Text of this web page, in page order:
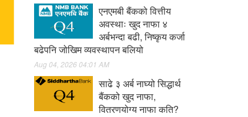
एनएमबी बैंकको वित्तीय
अवस्थाः खुद नाफा ४
अर्बभन्दा बढी, निष्कृय कर्जा
बढेपनि जोखिम व्यवस्थापन बलियो
Aug 04, 2026 04:01 AM
साढे ३ अर्ब नाघ्यो सिद्धार्थ
बैंकको खुद नाफा,
वितरणयोग्य नाफा कति?